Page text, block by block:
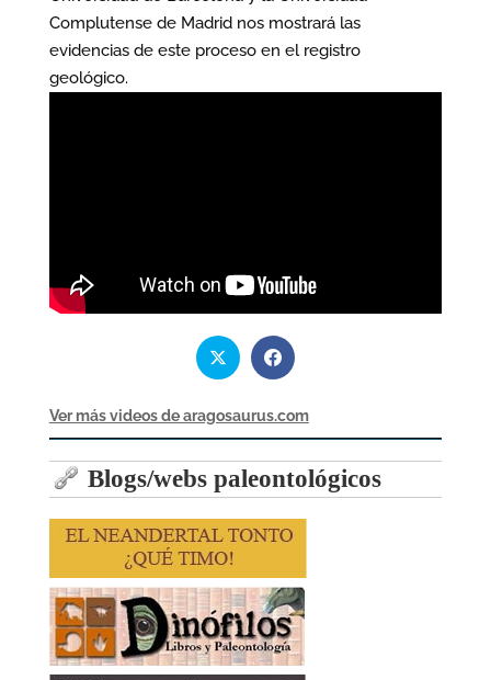
Complutense de Madrid nos mostrará las
evidencias de este proceso en el registro
geológico.
Ver más videos de aragosaurus.com
Blogs/webs paleontológicos